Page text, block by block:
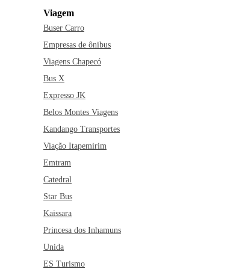
Viagem
Buser Carro
Empresas de ônibus
Viagens Chapecó
Bus X
Expresso JK
Belos Montes Viagens
Kandango Transportes
Viação Itapemirim
Emtram
Catedral
Star Bus
Kaissara
Princesa dos Inhamuns
Unida
ES Turismo